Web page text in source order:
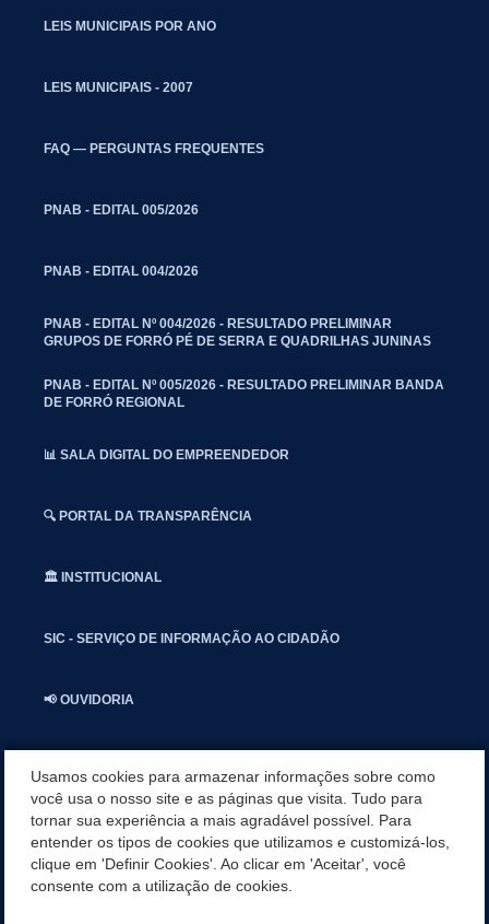
LEIS MUNICIPAIS POR ANO
LEIS MUNICIPAIS - 2007
FAQ — PERGUNTAS FREQUENTES
PNAB - EDITAL 005/2026
PNAB - EDITAL 004/2026
PNAB - EDITAL Nº 004/2026 - RESULTADO PRELIMINAR
GRUPOS DE FORRÓ PÉ DE SERRA E QUADRILHAS JUNINAS
PNAB - EDITAL Nº 005/2026 - RESULTADO PRELIMINAR BANDA
DE FORRÓ REGIONAL
📊 SALA DIGITAL DO EMPREENDEDOR
🔍 PORTAL DA TRANSPARÊNCIA
🏛️ INSTITUCIONAL
SIC - SERVIÇO DE INFORMAÇÃO AO CIDADÃO
📢 OUVIDORIA
📱🩺 SAUDE CONECTADA
🎭 UMBUZEIRO NOTÍCIAS
Usamos cookies para armazenar informações sobre como
você usa o nosso site e as páginas que visita. Tudo para
tornar sua experiência a mais agradável possível. Para
entender os tipos de cookies que utilizamos e customizá-los,
clique em 'Definir Cookies'. Ao clicar em 'Aceitar', você
consente com a utilização de cookies.